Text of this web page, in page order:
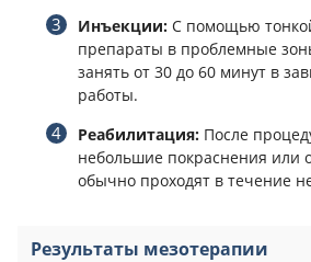
Инъекции: С помощью
препараты в проблемные
занять от 30 до 60 минут в
работы.
Реабилитация: После
небольшие покраснения или
обычно проходят в течение
Результаты мезотерапии